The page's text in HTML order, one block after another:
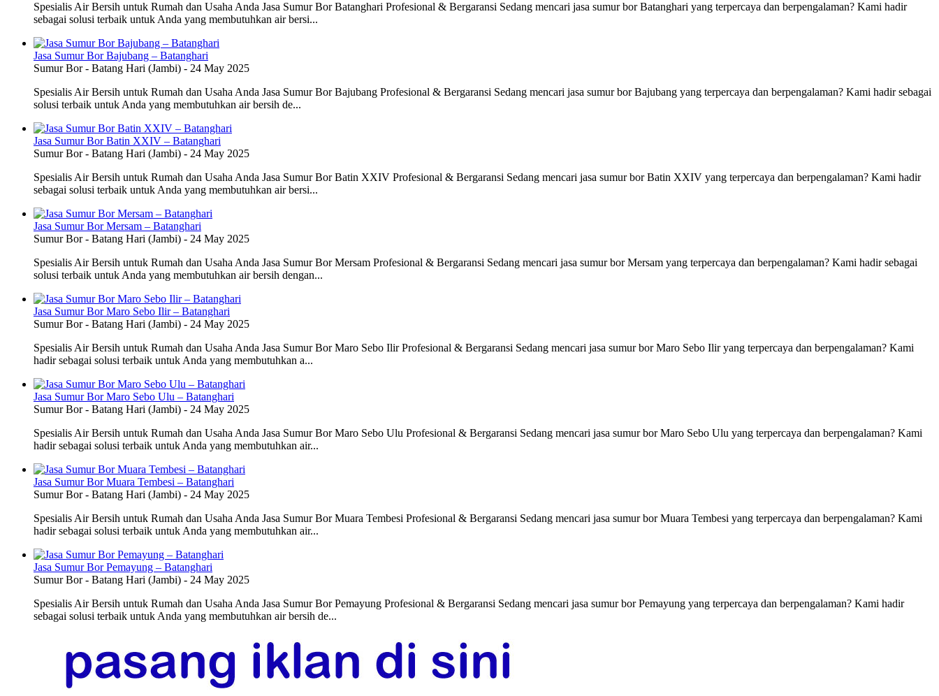
Spesialis Air Bersih untuk Rumah dan Usaha Anda Jasa Sumur Bor Batanghari Profesional & Bergaransi Sedang mencari jasa sumur bor Batanghari yang terpercaya dan berpengalaman? Kami hadir
sebagai solusi terbaik untuk Anda yang membutuhkan air bersi...
Jasa Sumur Bor Bajubang – Batanghari
Sumur Bor- Batang Hari (Jambi) - 24 May 2025
Spesialis Air Bersih untuk Rumah dan Usaha Anda Jasa Sumur Bor Bajubang Profesional & Bergaransi Sedang mencari jasa sumur bor Bajubang yang terpercaya dan berpengalaman? Kami hadir sebagai
solusi terbaik untuk Anda yang membutuhkan air bersih de...
Jasa Sumur Bor Batin XXIV – Batanghari
Sumur Bor- Batang Hari (Jambi) - 24 May 2025
Spesialis Air Bersih untuk Rumah dan Usaha Anda Jasa Sumur Bor Batin XXIV Profesional & Bergaransi Sedang mencari jasa sumur bor Batin XXIV yang terpercaya dan berpengalaman? Kami hadir
sebagai solusi terbaik untuk Anda yang membutuhkan air bersi...
Jasa Sumur Bor Mersam – Batanghari
Sumur Bor- Batang Hari (Jambi) - 24 May 2025
Spesialis Air Bersih untuk Rumah dan Usaha Anda Jasa Sumur Bor Mersam Profesional & Bergaransi Sedang mencari jasa sumur bor Mersam yang terpercaya dan berpengalaman? Kami hadir sebagai
solusi terbaik untuk Anda yang membutuhkan air bersih dengan...
Jasa Sumur Bor Maro Sebo Ilir – Batanghari
Sumur Bor- Batang Hari (Jambi) - 24 May 2025
Spesialis Air Bersih untuk Rumah dan Usaha Anda Jasa Sumur Bor Maro Sebo Ilir Profesional & Bergaransi Sedang mencari jasa sumur bor Maro Sebo Ilir yang terpercaya dan berpengalaman? Kami
hadir sebagai solusi terbaik untuk Anda yang membutuhkan a...
Jasa Sumur Bor Maro Sebo Ulu – Batanghari
Sumur Bor- Batang Hari (Jambi) - 24 May 2025
Spesialis Air Bersih untuk Rumah dan Usaha Anda Jasa Sumur Bor Maro Sebo Ulu Profesional & Bergaransi Sedang mencari jasa sumur bor Maro Sebo Ulu yang terpercaya dan berpengalaman? Kami
hadir sebagai solusi terbaik untuk Anda yang membutuhkan air...
Jasa Sumur Bor Muara Tembesi – Batanghari
Sumur Bor- Batang Hari (Jambi) - 24 May 2025
Spesialis Air Bersih untuk Rumah dan Usaha Anda Jasa Sumur Bor Muara Tembesi Profesional & Bergaransi Sedang mencari jasa sumur bor Muara Tembesi yang terpercaya dan berpengalaman? Kami
hadir sebagai solusi terbaik untuk Anda yang membutuhkan air...
Jasa Sumur Bor Pemayung – Batanghari
Sumur Bor- Batang Hari (Jambi) - 24 May 2025
Spesialis Air Bersih untuk Rumah dan Usaha Anda Jasa Sumur Bor Pemayung Profesional & Bergaransi Sedang mencari jasa sumur bor Pemayung yang terpercaya dan berpengalaman? Kami hadir
sebagai solusi terbaik untuk Anda yang membutuhkan air bersih de...